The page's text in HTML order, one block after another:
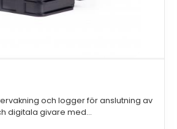
och logger för anslutning av
digitala givare med